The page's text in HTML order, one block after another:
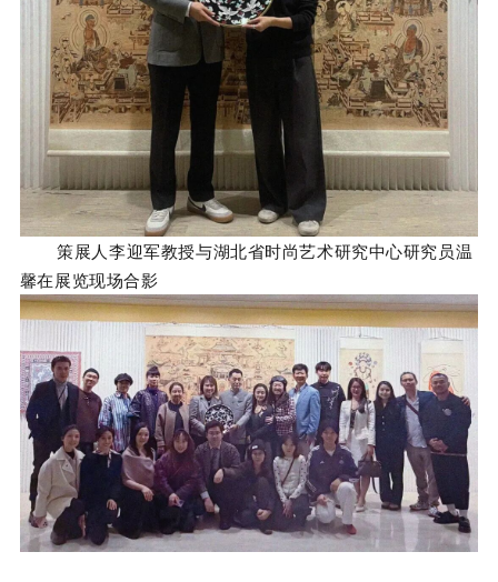
策展人李迎军教授与湖北省时尚艺术研究中心研究员温
馨在展览现场合影